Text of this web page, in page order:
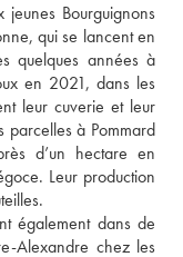
Bourguignons
qui se lancent en
quelques années à
en 2021, dans les
leur cuverie et leur
parcelles à Pommard
d’un hectare en
Leur production
également dans de
Alexandre chez les